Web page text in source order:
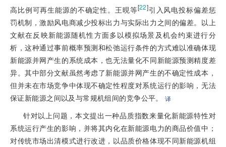
高比例可再生能源的不确定性。王晛等[22]引入风电投标偏差惩
罚机制，激励风电商减少投标出力与实际出力之间的偏差。以上
文献在反映新能源随机性方面多以模拟场景及机会约束进行分
析，这种通过事前概率预测和松弛运行条件的方式难以准确体现
新能源并网产生的系统成本，也无法量化不同新能源预测精度差
异。其中部分文献虽然考虑了新能源并网产生的不确定性成本，
但并未在市场竞争中体现不确定性程度对系统运行的影响，无法
保证新能源之间以及与常规机组间的竞争公平。译
针对以上问题，本文提出一种品质指数来量化新能源特性对
系统运行产生的影响，并将其内化在新能源电力的商品价值中；
对传统市场出清模式进行改进，以品质价格体现不同新能源机组